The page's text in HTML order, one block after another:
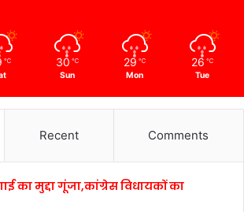
℃ 30 ℃
Sun
29 ℃
Mon
26 ℃
Tue
Recent Comments
का मुद्दा गूंजा,कांग्रेस विधायकों का